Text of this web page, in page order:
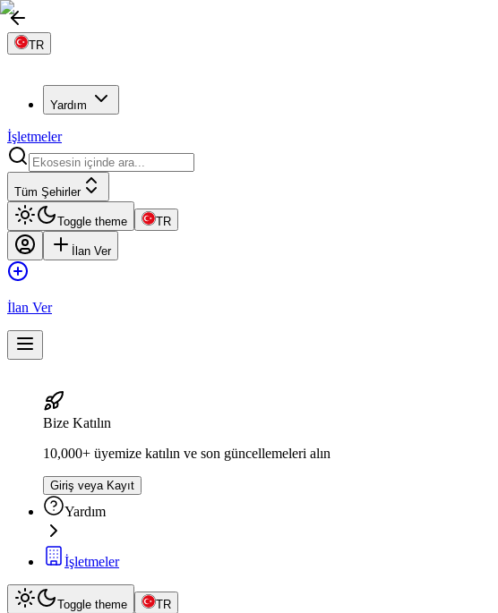
TR
Yardım
İşletmeler
Tüm Şehirler
Toggle theme TR
İlan Ver
İlan Ver
Bize Katılın
10,000+ üyemize katılın ve son güncellemeleri alın
Giriş veya Kayıt
Yardım
İşletmeler
Toggle theme TR